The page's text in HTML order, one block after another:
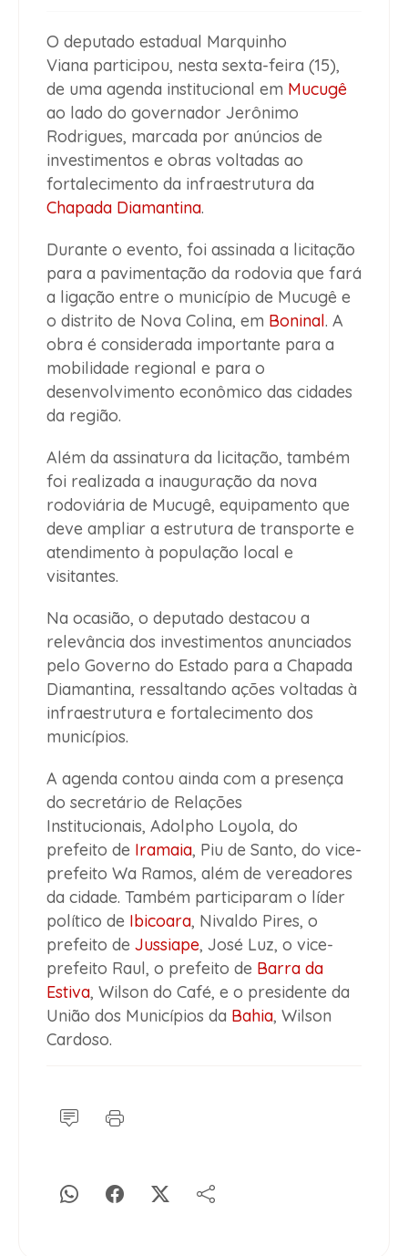
O deputado estadual Marquinho
Viana participou, nesta sexta-feira (15),
de uma agenda institucional em Mucugê
ao lado do governador Jerônimo
Rodrigues, marcada por anúncios de
investimentos e obras voltadas ao
fortalecimento da infraestrutura da
Chapada Diamantina.
Durante o evento, foi assinada a licitação
para a pavimentação da rodovia que fará
a ligação entre o município de Mucugê e
o distrito de Nova Colina, em Boninal. A
obra é considerada importante para a
mobilidade regional e para o
desenvolvimento econômico das cidades
da região.
Além da assinatura da licitação, também
foi realizada a inauguração da nova
rodoviária de Mucugê, equipamento que
deve ampliar a estrutura de transporte e
atendimento à população local e
visitantes.
Na ocasião, o deputado destacou a
relevância dos investimentos anunciados
pelo Governo do Estado para a Chapada
Diamantina, ressaltando ações voltadas à
infraestrutura e fortalecimento dos
municípios.
A agenda contou ainda com a presença
do secretário de Relações
Institucionais, Adolpho Loyola, do
prefeito de Iramaia, Piu de Santo, do vice-
prefeito Wa Ramos, além de vereadores
da cidade. Também participaram o líder
político de Ibicoara, Nivaldo Pires, o
prefeito de Jussiape, José Luz, o vice-
prefeito Raul, o prefeito de Barra da
Estiva, Wilson do Café, e o presidente da
União dos Municípios da Bahia, Wilson
Cardoso.